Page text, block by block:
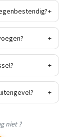
+
+
+
+
niet ?